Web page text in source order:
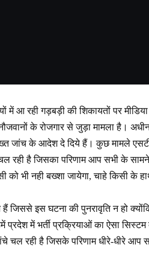
आ रही गड़बड़ी की शिकायतों पर मीडिया
के रोजगार से जुड़ा मामला है।
सख्त जांच के आदेश दे दिये हैं। कुछ मामले
रही है जिसका परिणाम आप सभी के
को भी नही बख्शा जायेगा, चाहे किसी के
इस घटना की पुनरावृति न हो
में भर्ती प्रक्रियाओं का ऐसा सिस्टम
चल रही है जिसके परिणाम धीरे-धीरे आप